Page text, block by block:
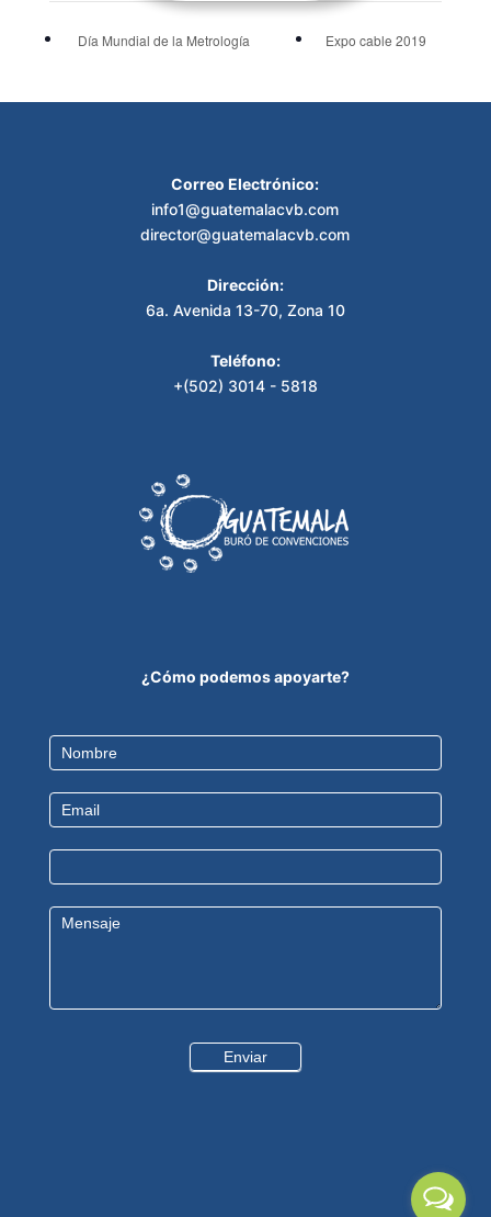
Día Mundial de la Metrología Expo cable 2019
Correo Electrónico:
info1@guatemalacvb.com
director@guatemalacvb.com
Dirección:
6a. Avenida 13-70, Zona 10
Teléfono:
+(502) 3014 - 5818
¿Cómo podemos apoyarte?
Contact
Us
Enviar